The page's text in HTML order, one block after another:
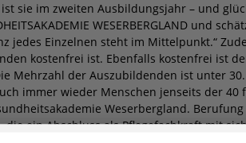
sie im zweiten Ausbildungsjahr – und
WESERBERGLAND und
jedes Einzelnen steht im Mittelpunkt.“
kostenfrei ist. Ebenfalls kostenfrei ist
Mehrzahl der Auszubildenden ist unter
immer wieder Menschen jenseits der 40
Weserbergland.
ein Abschluss als Pflegefachkraft mit